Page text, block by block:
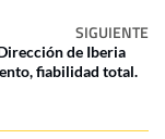
SIGUIENTE
de Iberia
fiabilidad total.